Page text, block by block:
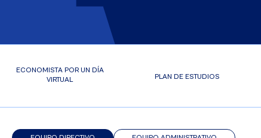
ECONOMISTA POR UN DÍA
VIRTUAL
PLAN DE ESTUDIOS